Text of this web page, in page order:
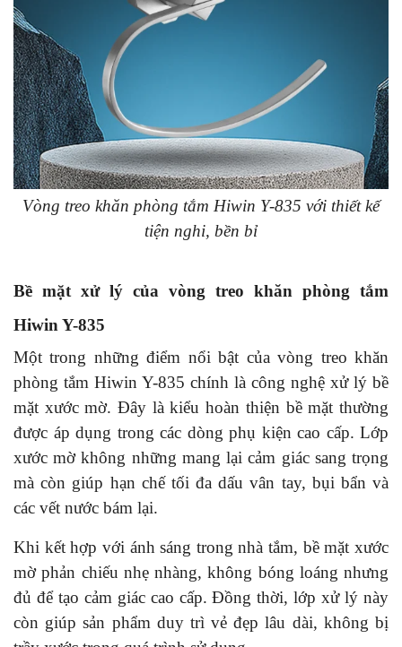
Vòng treo khăn phòng tắm Hiwin Y-835 với thiết kế
tiện nghi, bền bỉ
Bề mặt xử lý của vòng treo khăn phòng tắm
Hiwin Y-835
Một trong những điểm nổi bật của vòng treo khăn
phòng tắm Hiwin Y-835 chính là công nghệ xử lý bề
mặt xước mờ. Đây là kiểu hoàn thiện bề mặt thường
được áp dụng trong các dòng phụ kiện cao cấp. Lớp
xước mờ không những mang lại cảm giác sang trọng
mà còn giúp hạn chế tối đa dấu vân tay, bụi bẩn và
các vết nước bám lại.
Khi kết hợp với ánh sáng trong nhà tắm, bề mặt xước
mờ phản chiếu nhẹ nhàng, không bóng loáng nhưng
đủ để tạo cảm giác cao cấp. Đồng thời, lớp xử lý này
còn giúp sản phẩm duy trì vẻ đẹp lâu dài, không bị